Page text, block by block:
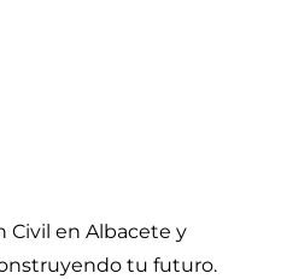
Civil en Albacete y
tu futuro.